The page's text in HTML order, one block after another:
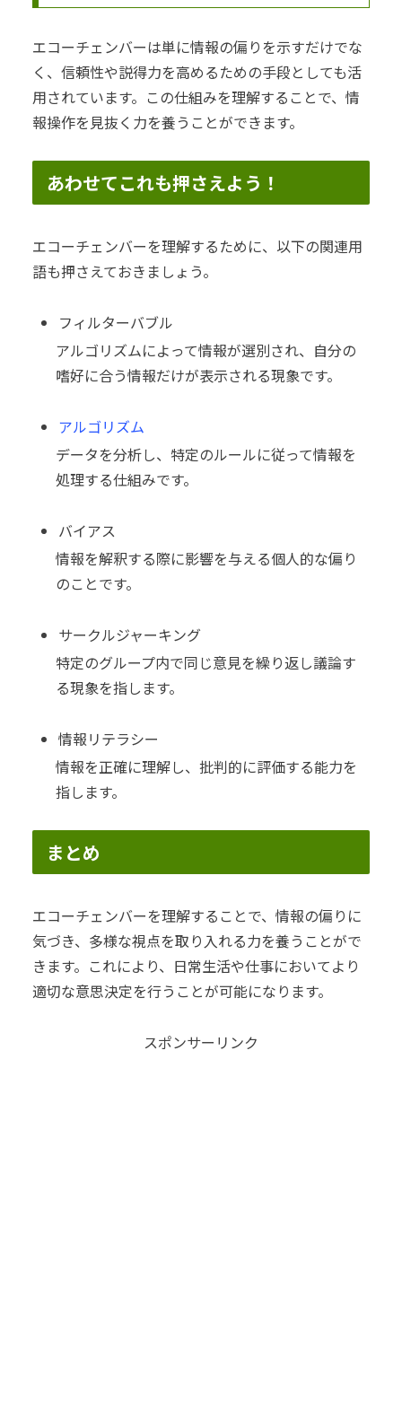
エコーチェンバーは単に情報の偏りを示すだけでな
く、信頼性や説得力を高めるための手段としても活
用されています。この仕組みを理解することで、情
報操作を見抜く力を養うことができます。
あわせてこれも押さえよう！
エコーチェンバーを理解するために、以下の関連用
語も押さえておきましょう。
フィルターバブル
アルゴリズムによって情報が選別され、自分の
嗜好に合う情報だけが表示される現象です。
アルゴリズム
データを分析し、特定のルールに従って情報を
処理する仕組みです。
バイアス
情報を解釈する際に影響を与える個人的な偏り
のことです。
サークルジャーキング
特定のグループ内で同じ意見を繰り返し議論す
る現象を指します。
情報リテラシー
情報を正確に理解し、批判的に評価する能力を
指します。
まとめ
エコーチェンバーを理解することで、情報の偏りに
気づき、多様な視点を取り入れる力を養うことがで
きます。これにより、日常生活や仕事においてより
適切な意思決定を行うことが可能になります。
スポンサーリンク